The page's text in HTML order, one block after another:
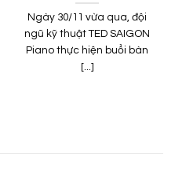
Ngày 30/11 vừa qua, đội
ngũ kỹ thuật TED SAIGON
Piano thực hiện buổi bàn
[...]